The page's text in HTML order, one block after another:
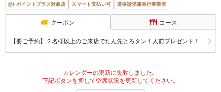
ポイントプラス対象店
スマート支払い可 適格請求書発行事業者
クーポン コース
【要ご予約】２名様以上のご来店でたん先とろタン１人前プレゼント！
カレンダーの更新に失敗しました。
下記ボタンを押して空席状況を更新してください。